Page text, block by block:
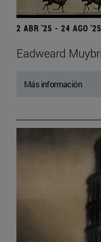
2 ABR '25 - 24 AGO '25
Eadweard
Más información